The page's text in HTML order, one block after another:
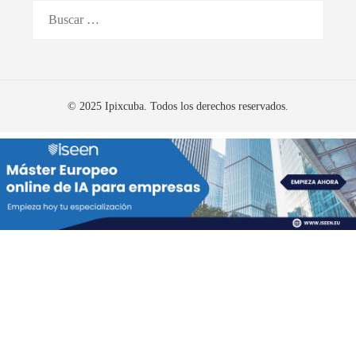
© 2025 Ipixcuba. Todos los derechos reservados.